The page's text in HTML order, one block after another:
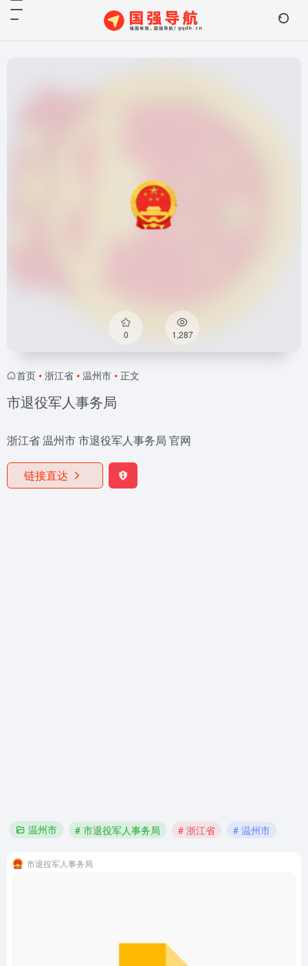
0 1,287
首页 • 浙江省 • 温州市 • 正文
市退役军人事务局
浙江省 温州市 市退役军人事务局 官网
链接直达
温州市 # 市退役军人事务局 # 浙江省 # 温州市
市退役军人事务局